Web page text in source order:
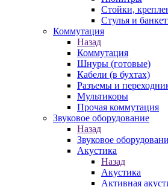
Стойки,
Стулья и
Коммутация
Назад
Коммутация
Шнуры (готовые)
Кабели (в бухтах)
Разъемы и
Мультикоры
Прочая коммутация
Звуковое оборудование
Назад
Звуковое
Акустика
Назад
Акустика
Активная